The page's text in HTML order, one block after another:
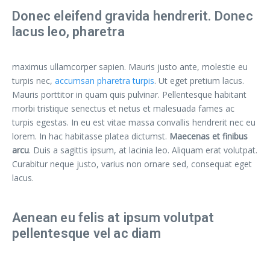
Donec eleifend gravida hendrerit. Donec
lacus leo, pharetra
maximus ullamcorper sapien. Mauris justo ante, molestie eu
turpis nec, accumsan pharetra turpis. Ut eget pretium lacus.
Mauris porttitor in quam quis pulvinar. Pellentesque habitant
morbi tristique senectus et netus et malesuada fames ac
turpis egestas. In eu est vitae massa convallis hendrerit nec eu
lorem. In hac habitasse platea dictumst. Maecenas et finibus
arcu. Duis a sagittis ipsum, at lacinia leo. Aliquam erat volutpat.
Curabitur neque justo, varius non ornare sed, consequat eget
lacus.
Aenean eu felis at ipsum volutpat
pellentesque vel ac diam